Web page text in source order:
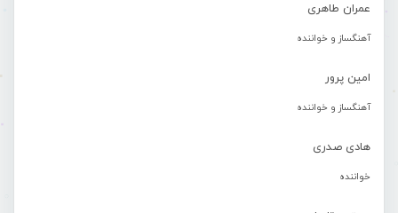
عمران طاهری
آهنگساز و خواننده
امین پرور
آهنگساز و خواننده
هادی صدری
خواننده